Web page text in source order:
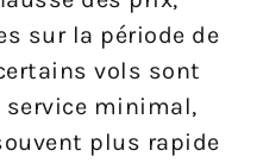
sur la période de
vols sont
minimal,
plus rapide